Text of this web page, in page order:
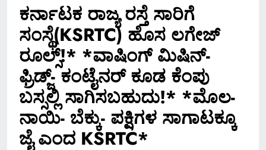
ಕರ್ನಾಟಕ ರಾಜ್ಯ ರಸ್ತೆ ಸಾರಿಗೆ
ಸಂಸ್ಥೆ(KSRTC) ಹೊಸ ಲಗೇಜ್
ರೂಲ್ಸ್!* *ವಾಷಿಂಗ್ ಮಿಷಿನ್-
ಫ್ರಿಡ್ಜ್- ಕಂಟೈನರ್ ಕೂಡ ಕೆಂಪು
ಬಸ್ಸಲ್ಲಿ ಸಾಗಿಸಬಹುದು!* *ಮೊಲ-
ನಾಯಿ- ಬೆಕ್ಕು- ಪಕ್ಷಿಗಳ ಸಾಗಾಟಕ್ಕೂ
ಜೈ ಎಂದ KSRTC*